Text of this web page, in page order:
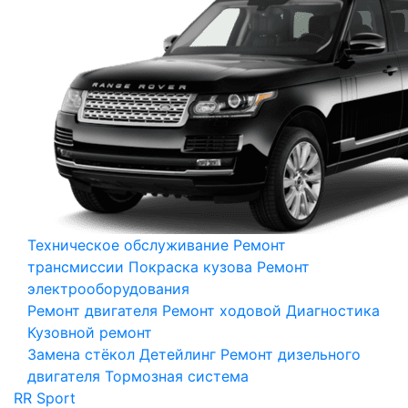
Техническое обслуживание Ремонт
трансмиссии Покраска кузова Ремонт
электрооборудования
Ремонт двигателя Ремонт ходовой Диагностика
Кузовной ремонт
Замена стёкол Детейлинг Ремонт дизельного
двигателя Тормозная система
RR Sport